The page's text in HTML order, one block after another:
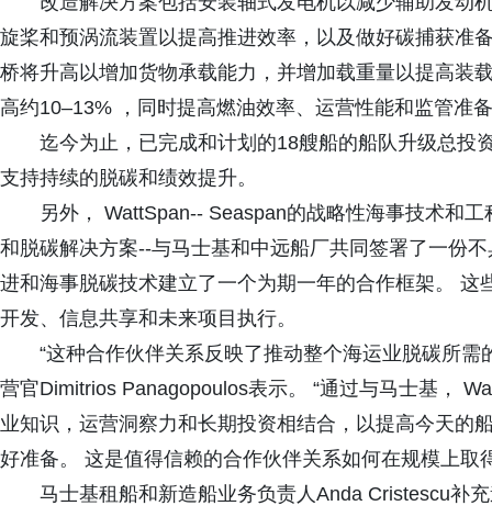
旋桨和预涡流装置以提高推进效率，以及做好碳捕获准
桥将升高以增加货物承载能力，并增加载重量以提高装
高约10–13% ，同时提高燃油效率、运营性能和监管准
迄今为止，已完成和计划的18艘船的船队升级总投
支持持续的脱碳和绩效提升。
另外， WattSpan-- Seaspan的战略性海事技术和
和脱碳解决方案--与马士基和中远船厂共同签署了一份
进和海事脱碳技术建立了一个为期一年的合作框架。
开发、信息共享和未来项目执行。
“这种合作伙伴关系反映了推动整个海运业脱碳所
营官Dimitrios Panagopoulos表示。 “通过与马士基，
业知识，运营洞察力和长期投资相结合，以提高今天的
好准备。 这是值得信赖的合作伙伴关系如何在规模上取
马士基租船和新造船业务负责人Anda Cristescu补